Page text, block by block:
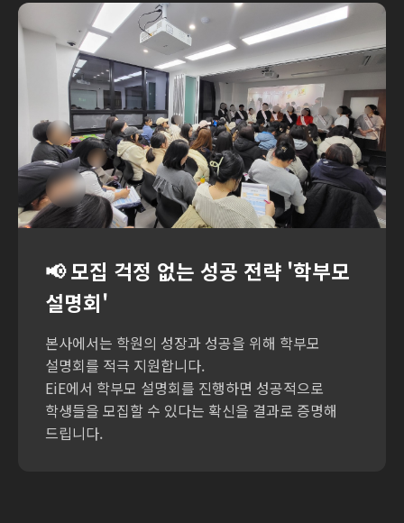
📢 모집 걱정 없는 성공 전략 '학부모
설명회'
본사에서는 학원의 성장과 성공을 위해 학부모
설명회를 적극 지원합니다.
EiE에서 학부모 설명회를 진행하면 성공적으로
학생들을 모집할 수 있다는 확신을 결과로 증명해
드립니다.